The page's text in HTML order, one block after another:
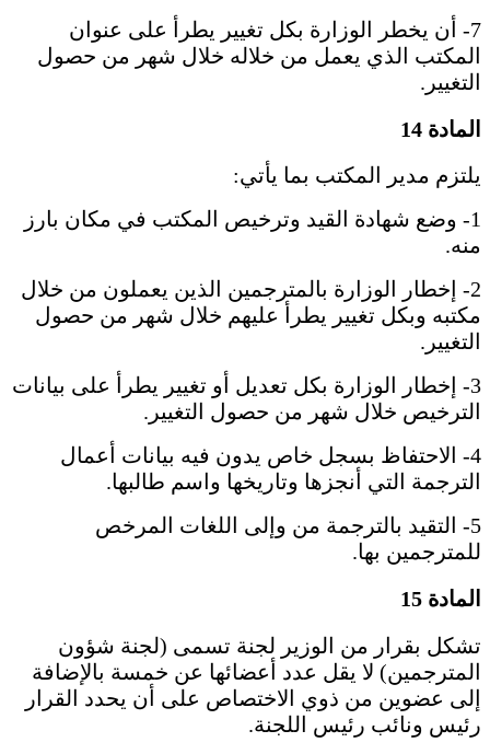
7- أن يخطر الوزارة بكل تغيير يطرأ على عنوان
المكتب الذي يعمل من خلاله خلال شهر من حصول
التغيير.
المادة 14
يلتزم مدير المكتب بما يأتي:
1- وضع شهادة القيد وترخيص المكتب في مكان بارز
منه.
2- إخطار الوزارة بالمترجمين الذين يعملون من خلال
مكتبه وبكل تغيير يطرأ عليهم خلال شهر من حصول
التغيير.
3- إخطار الوزارة بكل تعديل أو تغيير يطرأ على بيانات
الترخيص خلال شهر من حصول التغيير.
4- الاحتفاظ بسجل خاص يدون فيه بيانات أعمال
الترجمة التي أنجزها وتاريخها واسم طالبها.
5- التقيد بالترجمة من وإلى اللغات المرخص
للمترجمين بها.
المادة 15
تشكل بقرار من الوزير لجنة تسمى (لجنة شؤون
المترجمين) لا يقل عدد أعضائها عن خمسة بالإضافة
إلى عضوين من ذوي الاختصاص على أن يحدد القرار
رئيس ونائب رئيس اللجنة.